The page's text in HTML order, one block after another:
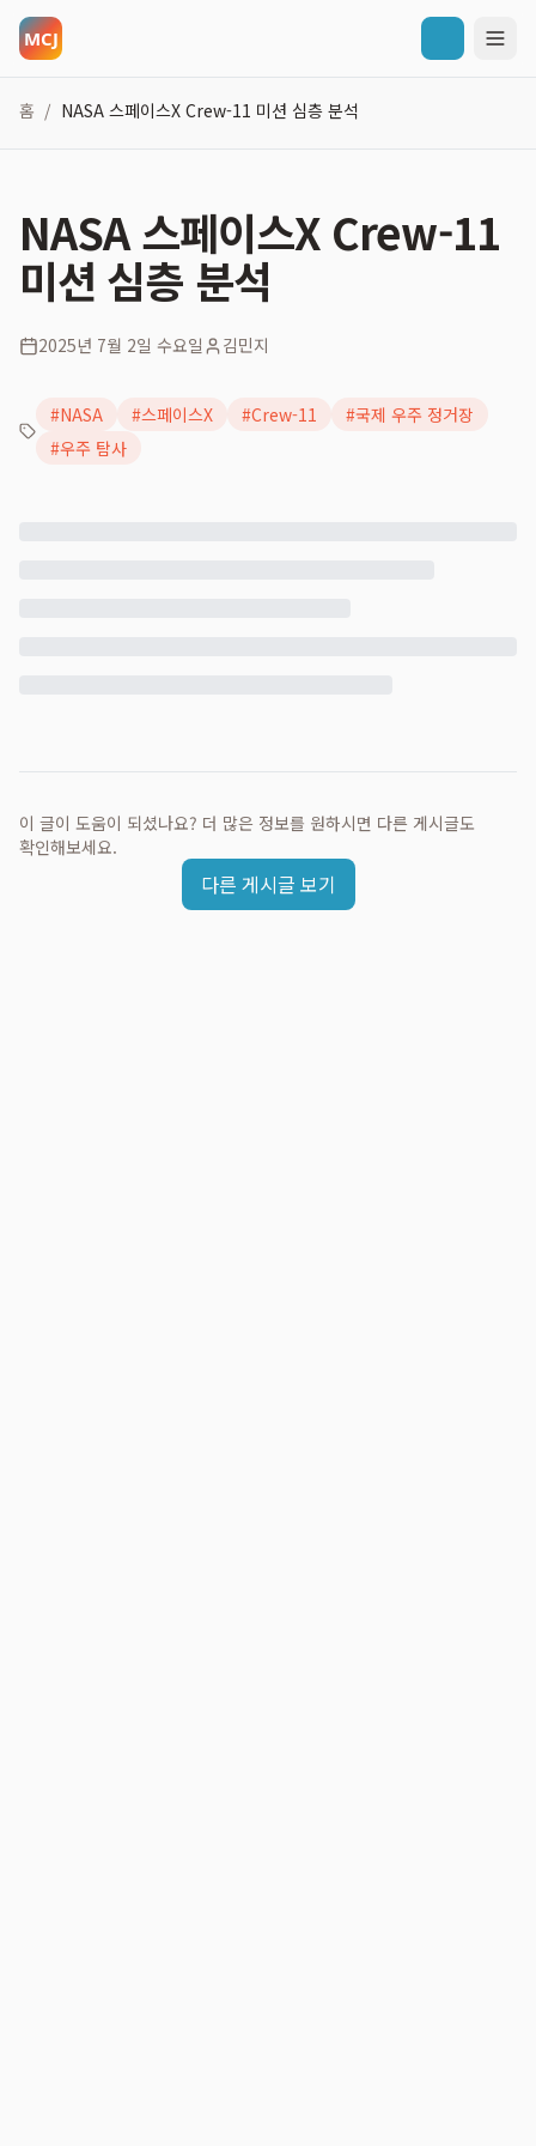
홈 / NASA 스페이스X Crew-11 미션 심층 분석
NASA 스페이스X Crew-11
미션 심층 분석
2025년 7월 2일 수요일 김민지
#NASA #스페이스X #Crew-11 #국제 우주 정거장
#우주 탐사
이 글이 도움이 되셨나요? 더 많은 정보를 원하시면 다른 게시글도
확인해보세요.
다른 게시글 보기